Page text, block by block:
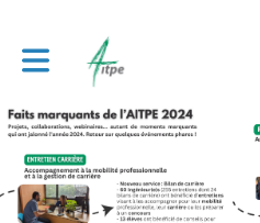
Toggle main navigation